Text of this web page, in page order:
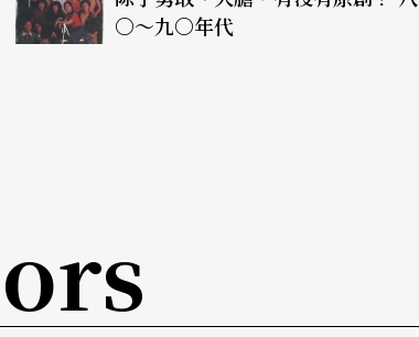
無法確認是誰拍的。這部片子可能是最早的一
姐和筆者談起這件事，並約了時間再仔細看一
北部阿美族的歌舞。第二、這一定是nataolan
社其中之一。第三，這個大型的歌舞場面應該
〇〜九〇年代